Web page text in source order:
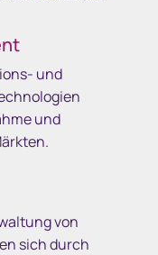
und
und
von
sich durch